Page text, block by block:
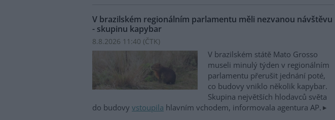
V brazilském regionálním parlamentu měli nezvanou návštěvu
- skupinu kapybar
8.8.2026 11:40 (ČTK)
V brazilském státě Mato Grosso
museli minulý týden v regionálním
parlamentu přerušit jednání poté,
co budovy vniklo několik kapybar.
Skupina největších hlodavců světa
do budovy vstoupila hlavním vchodem, informovala agentura AP.